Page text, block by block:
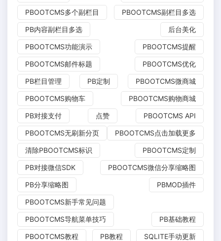
PBOOTCMS多个副栏目 PBOOTCMS副栏目多选
PB内容副栏目多选 后台美化
PBOOTCMS功能演示 PBOOTCMS提醒
PBOOTCMS邮件标题 PBOOTCMS优化
PB栏目管理 PB定制 PBOOTCMS微商城
PBOOTCMS购物车 PBOOTCMS购物商城
PB对接支付 点赞 PBOOTCMS API
PBOOTCMS无刷新分页 PBOOTCMS点击加载更多
清除PBOOTCMS标识 PBOOTCMS定制
PB对接微信SDK PBOOTCMS微信分享缩略图
PB分享缩略图 PBMOD插件
PBOOTCMS新手常见问题
PBOOTCMS导航菜单技巧 PB基础教程
PBOOTCMS教程 PB教程 SQLITE手动更新